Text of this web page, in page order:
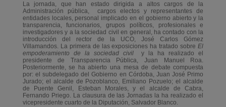
La jornada, que han estado dirigida a altos cargos de la
Administración pública, cargos electos y representantes de
entidades locales, personal implicado en el gobierno abierto y la
transparencia, funcionarios, grupos políticos, profesionales e
investigadores y a la sociedad civil en general, ha contado con la
introducción del rector de la UCO, José Carlos Gómez
Villamandos. La primera de las exposiciones ha tratado sobreEl
empoderamiento de la sociedad civily la ha realizado el
presidente de Transparencia Pública, Juan Manuel Roa.
Posteriormente, se ha abierto una mesa de debate compuesta
por: el subdelegado del Gobierno en Córdoba, Juan José Primo
Jurado; el alcalde de Pozoblanco, Emiliano Pozuelo; el alcalde
de Puente Genil, Esteban Morales, y el alcalde de Cabra,
Fernando Priego. La clausura de las Jornadas la ha realizado el
vicepresidente cuarto de la Diputación, Salvador Blanco.